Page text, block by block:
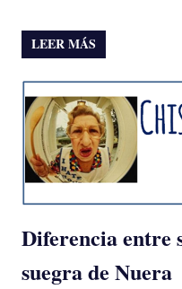
LEER MÁS
Diferencia entre
suegra de Nuera